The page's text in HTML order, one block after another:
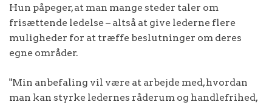
Hun påpeger, at man mange steder taler om
frisættende ledelse – altså at give lederne flere
muligheder for at træffe beslutninger om deres
egne områder.
"Min anbefaling vil være at arbejde med, hvordan
man kan styrke ledernes råderum og handlefrihed,